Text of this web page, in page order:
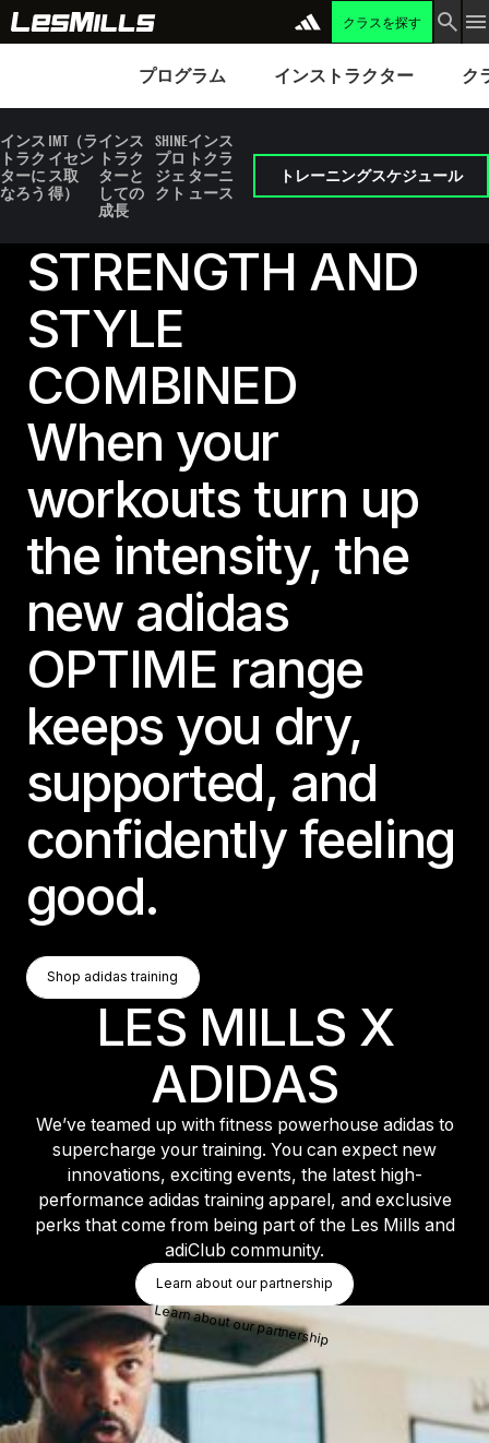
クラスを探す
プログラム インストラクター ク
インス
トラク
ターに
なろう
IMT（ラ
イセン
ス取
得）
インス
トラク
ターと
しての
成長
SHINE
プロ
ジェ
クト
インス
トクラ
ターニ
ュース
トレーニングスケジュール
STRENGTH AND
STYLE
COMBINED
When your
workouts turn up
the intensity, the
new adidas
OPTIME range
keeps you dry,
supported, and
confidently feeling
good.
Shop Adidas Training
Shop adidas training
Shop adidas training
LES MILLS X
ADIDAS
We’ve teamed up with fitness powerhouse adidas to
supercharge your training. You can expect new
innovations, exciting events, the latest high-
performance adidas training apparel, and exclusive
perks that come from being part of the Les Mills and
adiClub community.
Learn about our partnership
Learn about our partnership